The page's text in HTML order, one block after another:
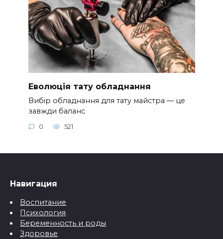
Еволюція тату обладнання
Вибір обладнання для тату майстра — це
завжди баланс
0 521
Навигация
Воспитание
Психология
Беременность и роды
Здоровье